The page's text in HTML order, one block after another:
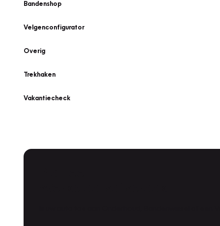
Bandenshop
Velgenconfigurator
Overig
Trekhaken
Vakantiecheck